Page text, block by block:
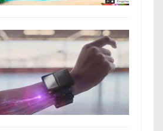
Công nghệ
Hitech Công nghệ tương lai
Sản phẩm
Thị trường
Tư vấn